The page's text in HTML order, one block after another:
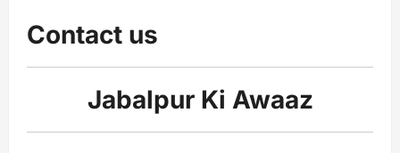
Contact us
Jabalpur Ki Awaaz